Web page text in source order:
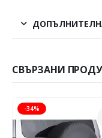
СВЪРЗАНИ
-34%